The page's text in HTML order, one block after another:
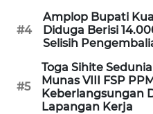
#4
Amplop Bupati
Diduga Berisi
Selisih
#5
Toga Sihite
Munas VIII FSP
Keberlangsungan
Lapangan Kerja
WN
SULSEL
WN
GORONTALO